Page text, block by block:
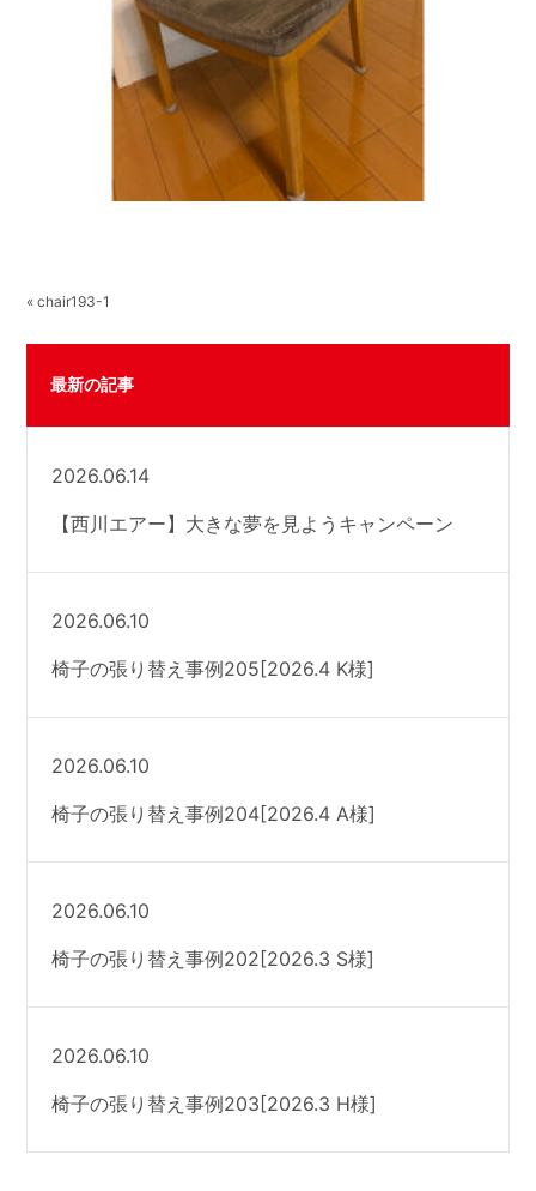
« chair193-1
最新の記事
2026.06.14
【西川エアー】大きな夢を見ようキャンペーン
2026.06.10
椅子の張り替え事例205[2026.4 K様]
2026.06.10
椅子の張り替え事例204[2026.4 A様]
2026.06.10
椅子の張り替え事例202[2026.3 S様]
2026.06.10
椅子の張り替え事例203[2026.3 H様]